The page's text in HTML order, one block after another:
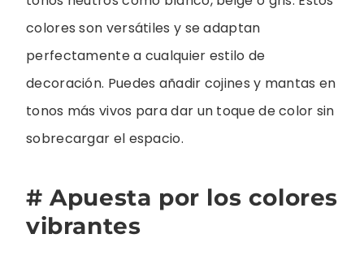
colores son versátiles y se adaptan
perfectamente a cualquier estilo de
decoración. Puedes añadir cojines y mantas en
tonos más vivos para dar un toque de color sin
sobrecargar el espacio.
# Apuesta por los colores
vibrantes